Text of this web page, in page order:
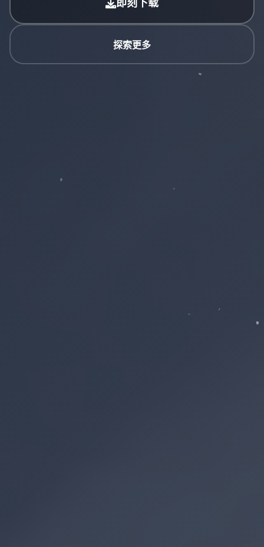
探索更多